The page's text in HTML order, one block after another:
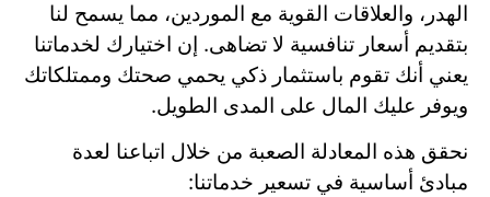
الهدر، والعلاقات القوية مع الموردين، مما يسمح لنا
بتقديم أسعار تنافسية لا تضاهى. إن اختيارك لخدماتنا
يعني أنك تقوم باستثمار ذكي يحمي صحتك وممتلكاتك
ويوفر عليك المال على المدى الطويل.
نحقق هذه المعادلة الصعبة من خلال اتباعنا لعدة
مبادئ أساسية في تسعير خدماتنا: